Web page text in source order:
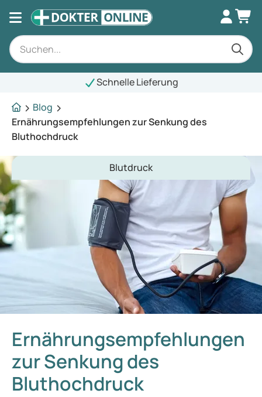
Schnelle Lieferung
Blog
Ernährungsempfehlungen zur Senkung des
Bluthochdruck
Blutdruck
Ernährungsempfehlungen
zur Senkung des
Bluthochdruck